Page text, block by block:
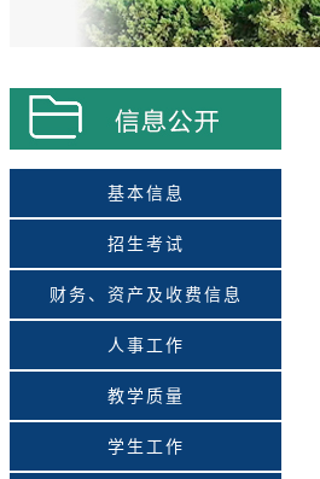
基本信息
招生考试
财务、资产及收费信息
人事工作
教学质量
学生工作